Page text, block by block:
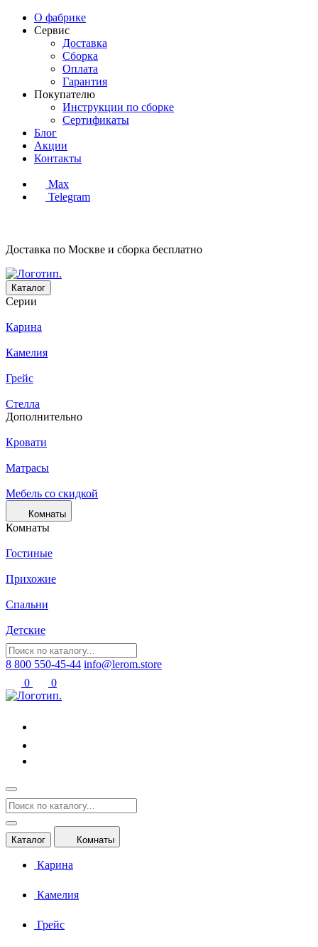
О фабрике
Сервис
Доставка
Сборка
Оплата
Гарантия
Покупателю
Инструкции по сборке
Сертификаты
Блог
Акции
Контакты
Max
Telegram
Доставка по Москве и сборка бесплатно
Каталог
Серии
Карина
Камелия
Грейс
Стелла
Дополнительно
Кровати
Матрасы
Мебель со скидкой
Комнаты
Комнаты
Гостиные
Прихожие
Спальни
Детские
8 800 550-45-44 info@lerom.store
0
0
Каталог Комнаты
Карина
Камелия
Грейс